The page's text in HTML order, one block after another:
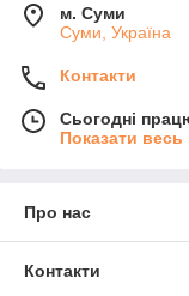
м. Суми
Суми, Україна
Контакти
Сьогодні
Показати весь
Про нас
Контакти